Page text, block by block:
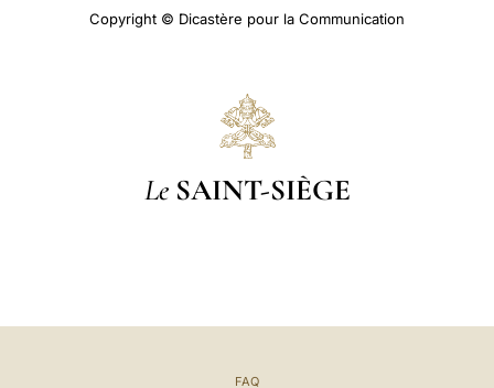
Copyright © Dicastère pour la Communication
Le SAINT-SIÈGE
FAQ